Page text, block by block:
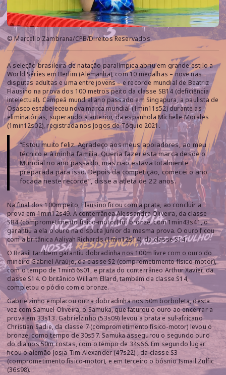
© Marcello Zambrana/CPB/Direitos Reservados
A seleção brasileira de natação paralímpica abriu em grande estilo a
World Séries em Berlim (Alemanha), com 10 medalhas – nove nas
disputas adultas e uma entre jovens – e recorde mundial de Beatriz
Flausino na prova dos 100 metros peito da classe SB14 (deficiência
intelectual). Campeã mundial ano passado em Singapura, a paulista de
Osasco estabeleceu nova marca mundial (1min11s52) durante as
eliminatórias, superando a anterior, da espanhola Michelle Morales
(1min12s02), registrada nos Jogos de Tóquio 2021.
“Estou muito feliz. Agradeço aos meus apoiadores, ao meu
técnico e à minha família. Queria fazer esta marca desde o
Mundial no ano passado, mas não estava totalmente
preparada para isso. Depois da competição, comecei o ano
focada neste recorde”, disse a atleta de 22 anos.
Na final dos 100m peito, Flausino ficou com a prata, ao concluir a
prova em 1min12s49. A conterrânea Alessandra Oliveira, da classe
SB4 (comprometimento físico-motor) foi bronze, com 1min43s41, o
garantiu a ela o ouro na disputa Junior da mesma prova. O ouro ficou
com a britânica Aaliyah Richards (1min12s14), da classe S14.
O Brasil também garantiu dobradinha nos 100m livre com o ouro do
mineiro Gabriel Araújo, da classe S2 (comprometimento físico-motor),
com o tempo de 1min56s01, e prata do conterrâneo Arthur Xavier, da
classe S14. O britânico William Ellard, também da classe S14,
completou o pódio com o bronze.
Gabrielzinho emplacou outra dobradinha nos 50m borboleta, desta
vez com Samuel Oliveira, o Samuka, que faturou o ouro ao encerrar a
prova em 33s13. Gabrielzinho (53s09) levou a prata e sul-africano
Christian Sadie, da classe 7 (comprometimento físico-motor) levou o
bronze, como tempo de 30s57. Samuka assegurou o segundo ouro
do dia nos 50m costas, com o tempo de 34s66. Em segundo lugar
ficou o alemão Josia Tim Alexander (47s22) , da classe S3
(comprometimento físico-motor), e em terceiro o bósnio Ismail Zulfic
(36s98).